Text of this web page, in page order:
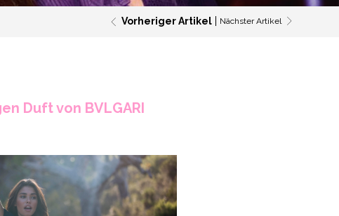
Vorheriger Artikel Nächster Artikel
Duft von BVLGARI